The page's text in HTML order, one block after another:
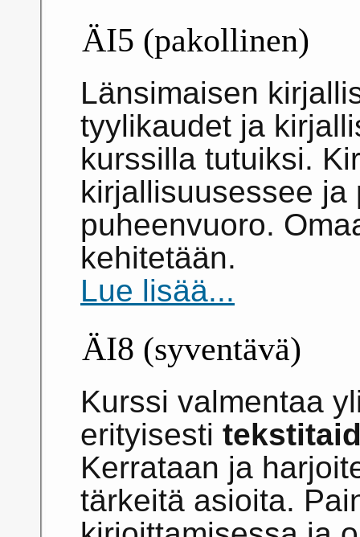
ÄI5 (pakollinen)
Länsimaisen
tyylikaudet ja
kurssilla tutuiksi.
kirjallisuusessee
puheenvuoro.
kehitetään.
Lue lisää...
ÄI8 (syventävä)
Kurssi valmentaa
erityisesti
Kerrataan ja
tärkeitä asioita.